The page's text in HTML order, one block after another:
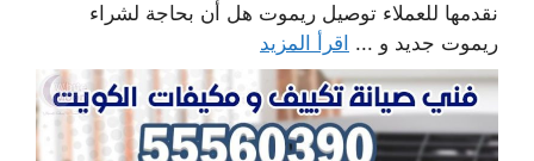
نقدمها للعملاء توصيل ريموت هل أن بحاجة لشراء
ريموت جديد و ... اقرأ المزيد